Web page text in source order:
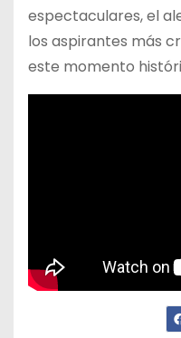
espectaculares, el
los aspirantes más
este momento